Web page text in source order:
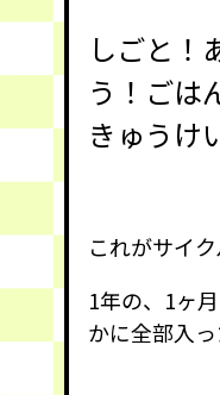
しごと！
う！ごは
きゅうけ
これがサイク
1年の、1ヶ
かに全部入